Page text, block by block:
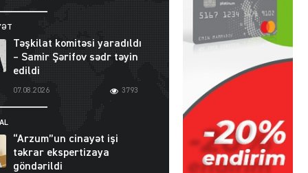
Təşkilat komitəsi yaradıldı
– Samir Şərifov sədr təyin
edildi
07.08.2026 3793
“Arzum”un cinayət işi
təkrar ekspertizaya
göndərildi